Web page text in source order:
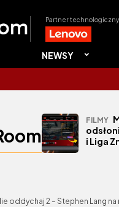
Partner
NEWSY
FILMY
i Liga
oddychaj 2 – Stephen Lang